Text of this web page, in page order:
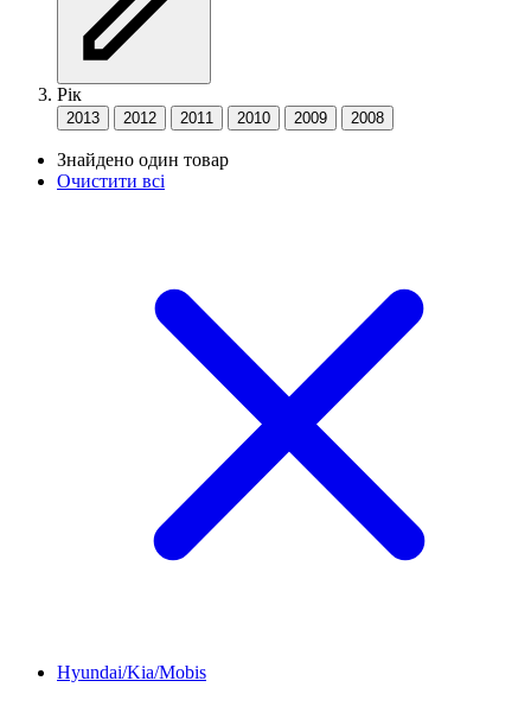
Рік
2013 2012 2011 2010 2009 2008
Знайдено один товар
Очистити всі
Hyundai/Kia/Mobis